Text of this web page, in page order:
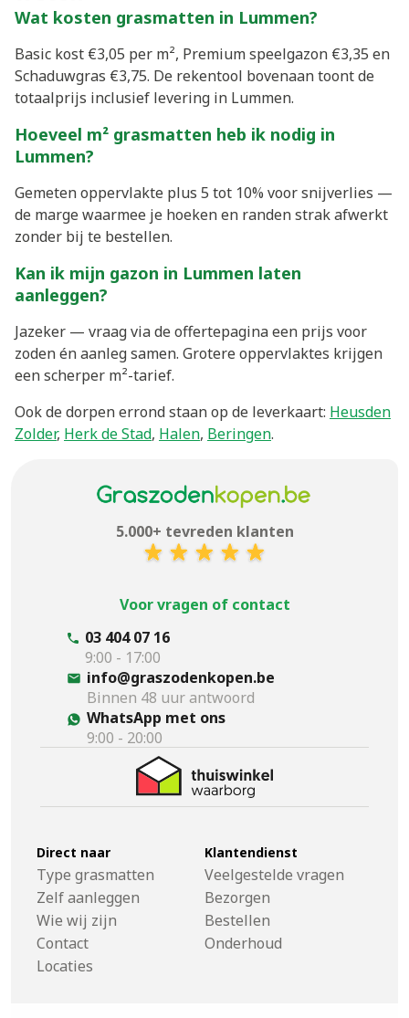
Wat kosten grasmatten in Lummen?
Basic kost €3,05 per m², Premium speelgazon €3,35 en
Schaduwgras €3,75. De rekentool bovenaan toont de
totaalprijs inclusief levering in Lummen.
Hoeveel m² grasmatten heb ik nodig in
Lummen?
Gemeten oppervlakte plus 5 tot 10% voor snijverlies —
de marge waarmee je hoeken en randen strak afwerkt
zonder bij te bestellen.
Kan ik mijn gazon in Lummen laten
aanleggen?
Jazeker — vraag via de offertepagina een prijs voor
zoden én aanleg samen. Grotere oppervlaktes krijgen
een scherper m²-tarief.
Ook de dorpen errond staan op de leverkaart: Heusden
Zolder, Herk de Stad, Halen, Beringen.
5.000+ tevreden klanten
Voor vragen of contact
03 404 07 16
9:00 - 17:00
info@graszodenkopen.be
Binnen 48 uur antwoord
WhatsApp met ons
9:00 - 20:00
Direct naar
Type grasmatten
Zelf aanleggen
Wie wij zijn
Contact
Locaties
Klantendienst
Veelgestelde vragen
Bezorgen
Bestellen
Onderhoud